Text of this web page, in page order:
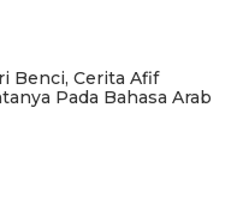
Benci, Cerita Afif
Pada Bahasa Arab